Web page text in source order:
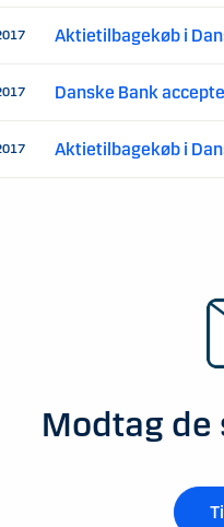
Aktietilbagekøb i
Danske Bank
Aktietilbagekøb i
Modtag de